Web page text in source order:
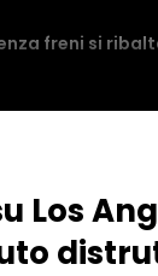
freni si
Los